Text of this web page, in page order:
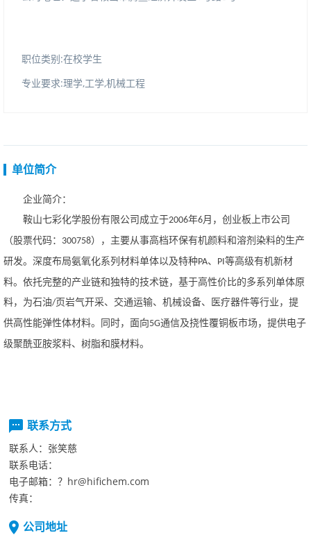
职位类别:在校学生
专业要求:理学,工学,机械工程
单位简介
企业简介：
鞍山七彩化学股份有限公司成立于2006年6月，创业板上市公司
（股票代码： 300758），主要从事高档环保有机颜料和溶剂染料的生产
研发。 深度布局氨氧化系列材料单体以及特种PA、 PI等高级有机新材
料。依托完整的产业链和独特的技术链，基于高性价比的多系列单体原
料，为石油/页岩气开采、交通运输、机械设备、医疗器件等行业，提
供高性能弹性体材料。同时，面向5G通信及挠性覆铜板市场，提供电子
级聚酰亚胺浆料、树脂和膜材料。
联系方式
联系人： 张笑慈
联系电话：
电子邮箱： ？hr@hifichem.com
传真：
公司地址